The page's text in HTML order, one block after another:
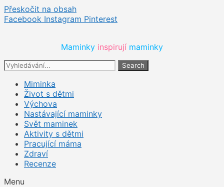
Přeskočit na obsah
Facebook Instagram Pinterest
Maminky inspirují maminky
Search
Miminka
Život s dětmi
Výchova
Nastávající maminky
Svět maminek
Aktivity s dětmi
Pracující máma
Zdraví
Recenze
Menu